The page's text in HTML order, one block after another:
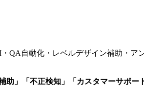
自動化・レベルデザイン補助・ア
」「不正検知」「カスタマーサポ